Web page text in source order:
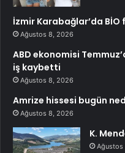
İzmir Karabağlar’da BİO
Ağustos 8, 2026
ABD ekonomisi
iş kaybetti
Ağustos 8, 2026
Amrize hissesi bugün
Ağustos 8, 2026
K.
Ağustos